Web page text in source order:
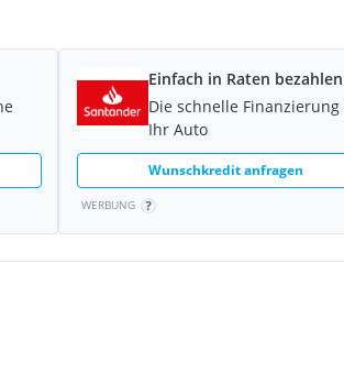
Einfach in Raten bezahlen
Die schnelle
Ihr Auto
Wunschkredit anfragen
WERBUNG